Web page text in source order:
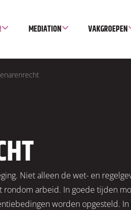
MEDIATION VAKGROEPEN
Niet alleen de wet- en
rondom arbeid. In goede tijden
worden opgesteld. In